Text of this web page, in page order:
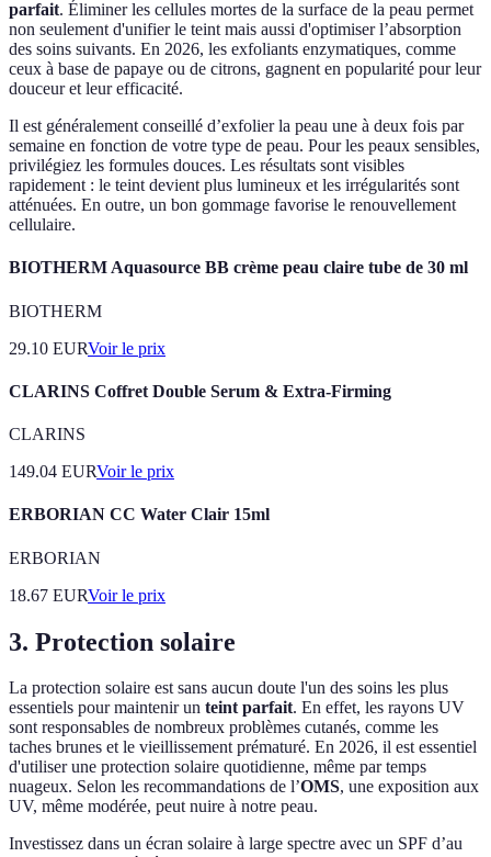
parfait. Éliminer les cellules mortes de la surface de la peau permet
non seulement d'unifier le teint mais aussi d'optimiser l’absorption
des soins suivants. En 2026, les exfoliants enzymatiques, comme
ceux à base de papaye ou de citrons, gagnent en popularité pour leur
douceur et leur efficacité.
Il est généralement conseillé d’exfolier la peau une à deux fois par
semaine en fonction de votre type de peau. Pour les peaux sensibles,
privilégiez les formules douces. Les résultats sont visibles
rapidement : le teint devient plus lumineux et les irrégularités sont
atténuées. En outre, un bon gommage favorise le renouvellement
cellulaire.
BIOTHERM Aquasource BB crème peau claire tube de 30 ml
BIOTHERM
29.10 EURVoir le prix
CLARINS Coffret Double Serum & Extra-Firming
CLARINS
149.04 EURVoir le prix
ERBORIAN CC Water Clair 15ml
ERBORIAN
18.67 EURVoir le prix
3. Protection solaire
La protection solaire est sans aucun doute l'un des soins les plus
essentiels pour maintenir un teint parfait. En effet, les rayons UV
sont responsables de nombreux problèmes cutanés, comme les
taches brunes et le vieillissement prématuré. En 2026, il est essentiel
d'utiliser une protection solaire quotidienne, même par temps
nuageux. Selon les recommandations de l’OMS, une exposition aux
UV, même modérée, peut nuire à notre peau.
Investissez dans un écran solaire à large spectre avec un SPF d’au